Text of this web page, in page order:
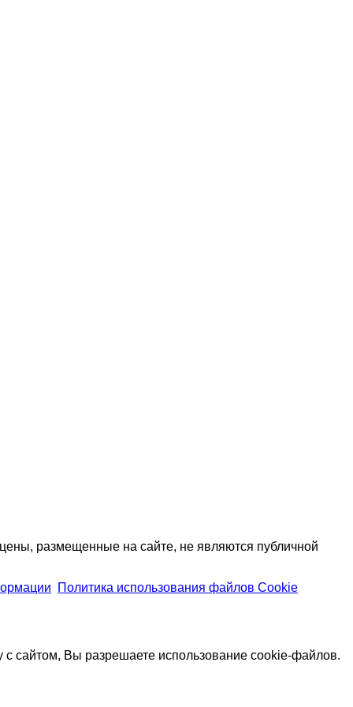
размещенные на сайте, не являются публичной
Политика использования файлов Cookie
сайтом, Вы разрешаете использование cookie-файлов.